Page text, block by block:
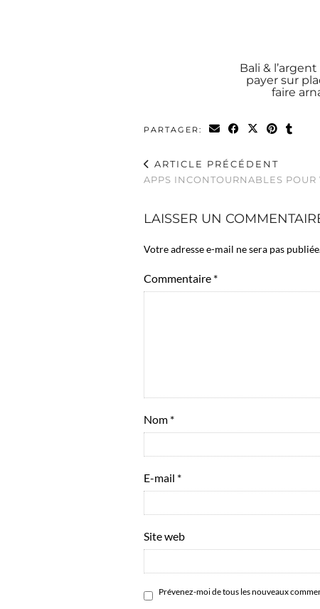
Bali &
payer sur
faire
PARTAGER:
ARTICLE PRÉCÉDENT
APPS INCONTOURNABLES POUR
LAISSER UN
Votre adresse e-mail ne sera pas
Commentaire *
Nom *
E-mail *
Site web
Prévenez-moi de tous les nouveaux